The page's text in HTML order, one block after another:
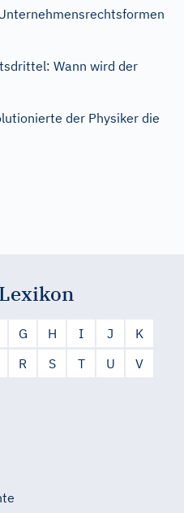
Wann wird der
der Physiker die
G H I J
K
R S T U
V